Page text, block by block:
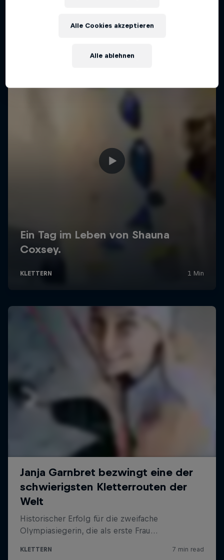
Alle ablehnen
Alle Cookies akzeptieren